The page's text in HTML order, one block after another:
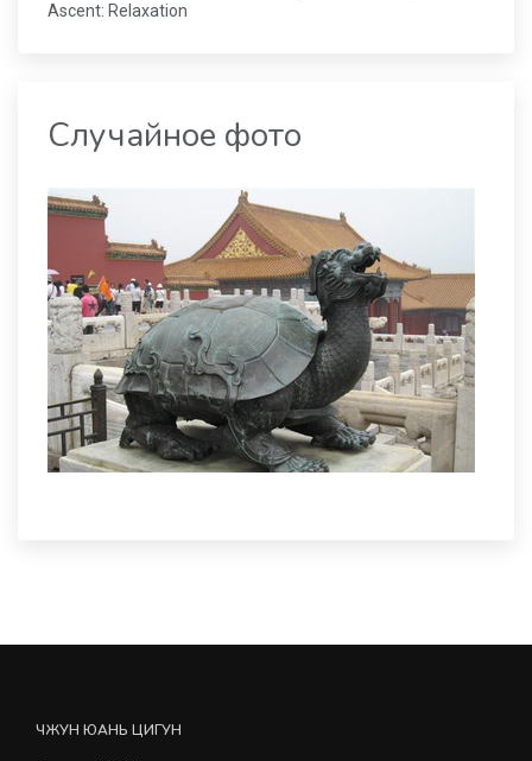
Ascent: Relaxation
Случайное фото
ЧЖУН ЮАНЬ ЦИГУН